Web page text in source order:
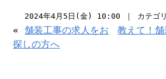
2024年4月5日(金) 10:00 ｜ カテゴ
«舗装工事の求人をお
探しの方へ
教えて！